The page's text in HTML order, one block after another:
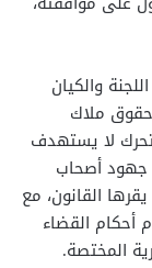
والكيان
حقوق ملاك
لا يستهدف
جهود أصحاب
القانون، مع
أحكام القضاء
المختصة.